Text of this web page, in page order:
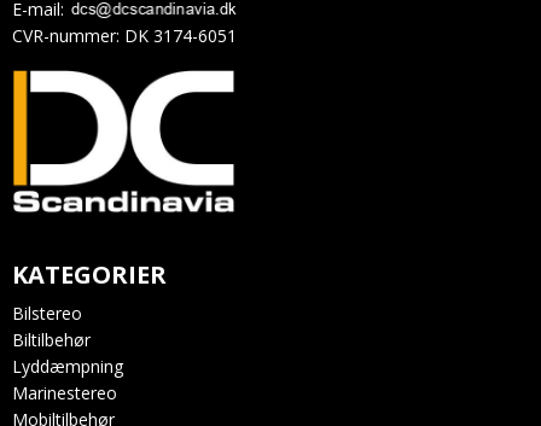
E-mail:
CVR-nummer: DK 3174-6051
KATEGORIER
Bilstereo
Biltilbehør
Lyddæmpning
Marinestereo
Mobiltilbehør